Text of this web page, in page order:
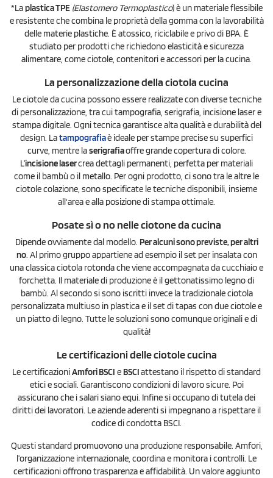
*Laplastica TPE (Elastomero Termoplastico) è un materiale flessibile
e resistente che combina le proprietà della gomma con la lavorabilità
delle materie plastiche. È atossico, riciclabile e privo di BPA. È
studiato per prodotti che richiedono elasticità e sicurezza
alimentare, come ciotole, contenitori e accessori per la cucina.
La personalizzazione della ciotola cucina
Le ciotole da cucina possono essere realizzate con diverse tecniche
di personalizzazione, tra cui tampografia, serigrafia, incisione laser e
stampa digitale. Ogni tecnica garantisce alta qualità e durabilità del
design. Latampografiaè ideale per stampe precise su superfici
curve, mentre laserigrafiaoffre grande copertura di colore.
L’incisione lasercrea dettagli permanenti, perfetta per materiali
come il bambù o il metallo. Per ogni prodotto, ci sono tra le altre le
ciotole colazione, sono specificate le tecniche disponibili, insieme
all'area e alla posizione di stampa ottimale.
Posate sì o no nelle ciotone da cucina
Dipende ovviamente dal modello. Per alcuni sono previste, per altri
no. Al primo gruppo appartiene ad esempio il set per insalata con
una classica ciotola rotonda che viene accompagnata da cucchiaio e
forchetta. Il materiale di produzione è il gettonatissimo legno di
bambù. Al secondo si sono iscritti invece la tradizionale ciotola
personalizzata multiuso in plastica e il set di tapas con due ciotole e
un piatto di legno. Tutte le soluzioni sono comunque originali e di
qualità!
Le certificazioni delle ciotole cucina
Le certificazioniAmfori BSCI e BSCIattestano il rispetto di standard
etici e sociali. Garantiscono condizioni di lavoro sicure. Poi
assicurano che i salari siano equi. Infine si occupano di tutela dei
diritti dei lavoratori. Le aziende aderenti si impegnano a rispettare il
codice di condotta BSCI.
Questi standard promuovono una produzione responsabile. Amfori,
l’organizzazione internazionale, coordina e monitora i controlli. Le
certificazioni offrono trasparenza e affidabilità. Un valore aggiunto